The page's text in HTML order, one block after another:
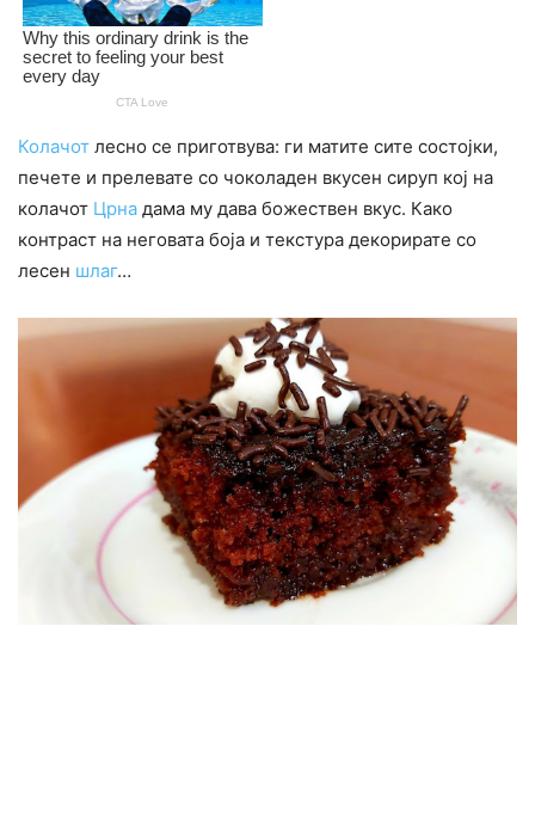
Колачот лесно се приготвува: ги матите сите состојки,
печете и прелевате со чоколаден вкусен сируп кој на
колачот Црна дама му дава божествен вкус. Како
контраст на неговата боја и текстура декорирате со
лесен шлаг…